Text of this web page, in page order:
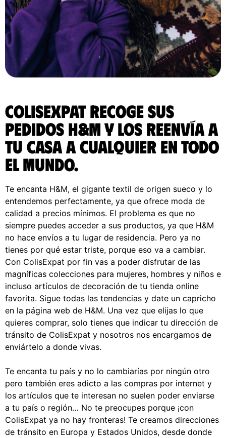
ColisExpat recoge sus
pedidos H&M y los reenvía a
tu casa a cualquier en todo
el Mundo.
Te encanta H&M, el gigante textil de origen sueco y lo
entendemos perfectamente, ya que ofrece moda de
calidad a precios mínimos. El problema es que no
siempre puedes acceder a sus productos, ya que H&M
no hace envíos a tu lugar de residencia. Pero ya no
tienes por qué estar triste, porque eso va a cambiar.
Con ColisExpat por fin vas a poder disfrutar de las
magníficas colecciones para mujeres, hombres y niños e
incluso artículos de decoración de tu tienda online
favorita. Sigue todas las tendencias y date un capricho
en la página web de H&M. Una vez que elijas lo que
quieres comprar, solo tienes que indicar tu dirección de
tránsito de ColisExpat y nosotros nos encargamos de
enviártelo a donde vivas.
Te encanta tu país y no lo cambiarías por ningún otro
pero también eres adicto a las compras por internet y
los artículos que te interesan no suelen poder enviarse
a tu país o región… No te preocupes porque ¡con
ColisExpat ya no hay fronteras! Te creamos direcciones
de tránsito en Europa y Estados Unidos, desde donde